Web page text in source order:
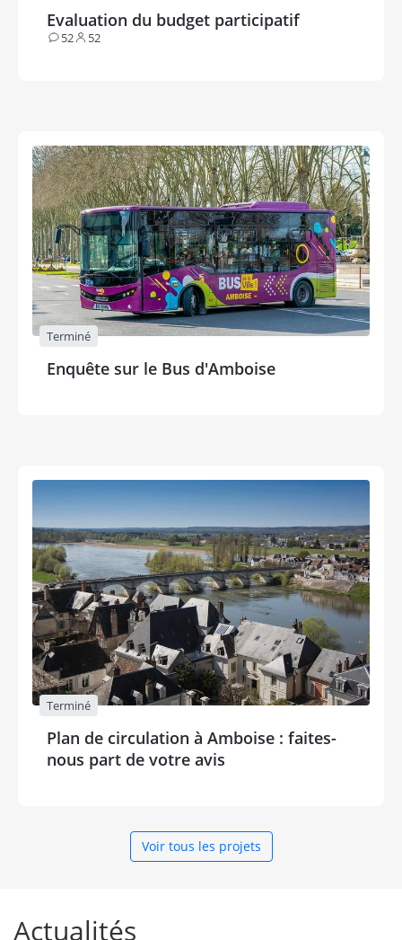
Evaluation du budget participatif
52
Contributions
52
Participants
Terminé
Enquête sur le Bus d'Amboise
Terminé
Plan de circulation à Amboise : faites-
nous part de votre avis
Voir tous les projets
Actualités